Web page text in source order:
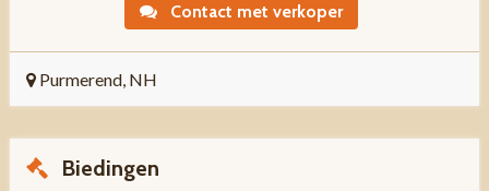
Contact met verkoper
Purmerend, NH
Biedingen